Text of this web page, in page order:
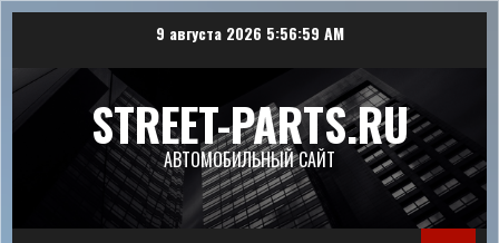
содержимому
9 августа 2026 5:57:00 AM
STREET-PARTS.RU
АВТОМОБИЛЬНЫЙ САЙТ